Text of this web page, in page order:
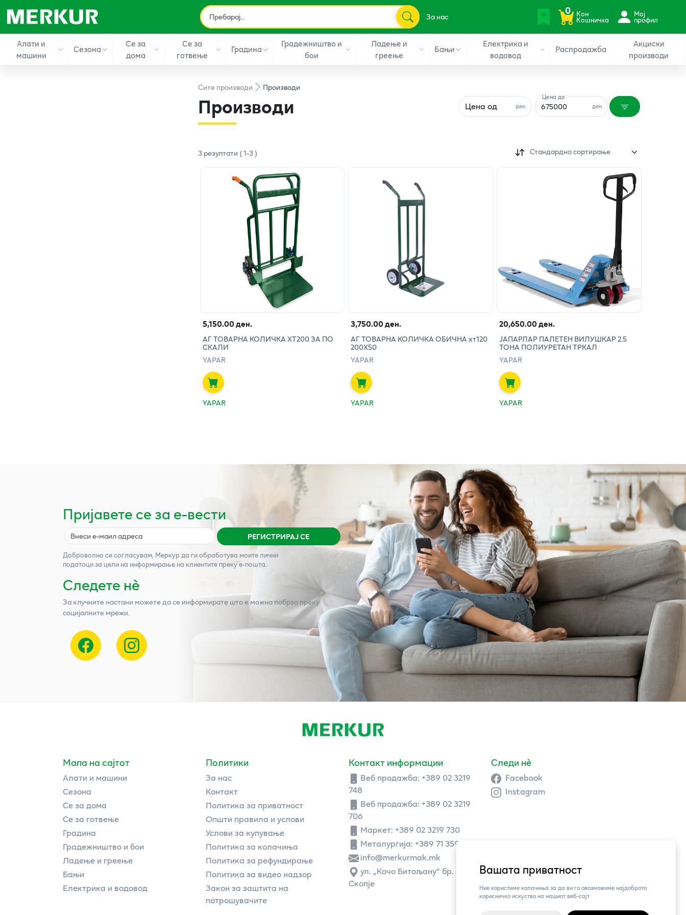
Вашата приватност
Ние користиме колачиња за да ви го овозможиме најдоброто
корисничко искуство на нашиот веб-сајт
За нас 0 Кон
Кошничка
Мој
профил
Алати и
машини
Сезона
Се за
дома
Се за
готвење
Градина
Градежништво и
бои
Ладење и
греење
Бањи
Електрика и
водовод
Распродажба
Акциски
производи
Ситепроизводи Производи
Производи ден.
Цена од ден.
Цена до
3резултати (1-3) Стандардно сортирање
5,150.00 ден.
АГ ТОВАРНА КОЛИЧКА ХТ200 ЗА ПО
СКАЛИ
YAPAR
YAPAR
3,750.00 ден.
АГ ТОВАРНА КОЛИЧКА ОБИЧНА хт120
200Х50
YAPAR
YAPAR
20,650.00 ден.
ЈАПАРЛАР ПАЛЕТЕН ВИЛУШКАР 2.5
ТОНА ПОЛИУРЕТАН ТРКАЛ
YAPAR
YAPAR
Пријавете се за е-вести
РЕГИСТРИРАЈ СЕ
Доброволно се согласувам, Меркурда ги обработува моите лични
податоци за цели на информирање на клиентите преку е-пошта.
Следете нѐ
За клучните настани можете да се информирате што е можно побрзо преку
социјалните мрежи.
Мапа на сајтот
Алати и машини
Сезона
Се за дома
Се за готвење
Градина
Градежништво и бои
Ладење и греење
Бањи
Електрика и водовод
Политики
За нас
Контакт
Политика за приватност
Општи правила и услови
Услови за купување
Политика за колачиња
Политика за рефундирање
Политика за видео надзор
Закон за заштита на
потрошувачите
Контакт информации
Веб продажба: +389 02 3219
748
Веб продажба: +389 02 3219
706
Маркет: +389 02 3219 730
Металургија: +389 71 359 504
info@merkurmak.mk
ул. „Кочо Битољану“ бр. 3,
Скопје
Следи нè
Facebook
Instagram